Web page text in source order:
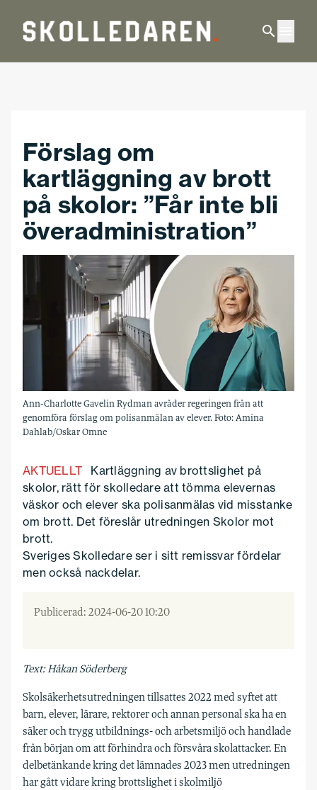
Förslag om
kartläggning av brott
på skolor: ”Får inte bli
överadministration”
Ann-Charlotte Gavelin Rydman avråder regeringen från att
genomföra förslag om polisanmälan av elever. Foto: Amina
Dahlab/Oskar Omne
AKTUELLT
Kartläggning av brottslighet på
skolor, rätt för skolledare att tömma elevernas
väskor och elever ska polisanmälas vid misstanke
om brott. Det föreslår utredningen Skolor mot
brott.
Sveriges Skolledare ser i sitt remissvar fördelar
men också nackdelar.
Publicerad: 2024-06-20 10:20
Text: Håkan Söderberg
Skolsäkerhetsutredningen tillsattes 2022 med syftet att
barn, elever, lärare, rektorer och annan personal ska ha en
säker och trygg utbildnings- och arbetsmiljö och handlade
från början om att förhindra och försvåra skolattacker. En
delbetänkande kring det lämnades 2023 men utredningen
har gått vidare kring brottslighet i skolmiljö